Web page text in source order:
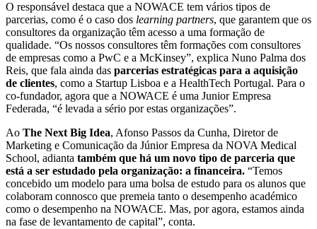
O responsável destaca que a NOWACE tem vários tipos de
parcerias, como é o caso dos learning partners, que garantem que os
consultores da organização têm acesso a uma formação de
qualidade. “Os nossos consultores têm formações com consultores
de empresas como a PwC e a McKinsey”, explica Nuno Palma dos
Reis, que fala ainda das parcerias estratégicas para a aquisição
de clientes, como a Startup Lisboa e a HealthTech Portugal. Para o
co-fundador, agora que a NOWACE é uma Junior Empresa
Federada, “é levada a sério por estas organizações”.
Ao The Next Big Idea, Afonso Passos da Cunha, Diretor de
Marketing e Comunicação da Júnior Empresa da NOVA Medical
School, adianta também que há um novo tipo de parceria que
está a ser estudado pela organização: a financeira. “Temos
concebido um modelo para uma bolsa de estudo para os alunos que
colaboram connosco que premeia tanto o desempenho académico
como o desempenho na NOWACE. Mas, por agora, estamos ainda
na fase de levantamento de capital”, conta.